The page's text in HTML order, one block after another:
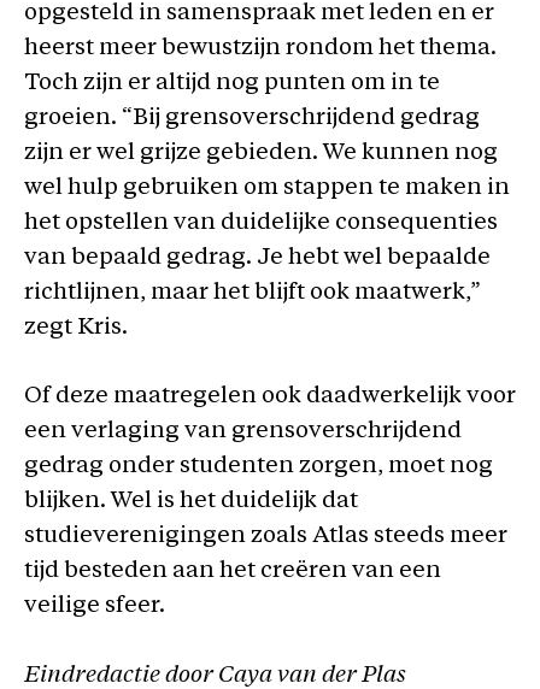
opgesteld in samenspraak met leden en er
heerst meer bewustzijn rondom het thema.
Toch zijn er altijd nog punten om in te
groeien. “Bij grensoverschrijdend gedrag
zijn er wel grijze gebieden. We kunnen nog
wel hulp gebruiken om stappen te maken in
het opstellen van duidelijke consequenties
van bepaald gedrag. Je hebt wel bepaalde
richtlijnen, maar het blijft ook maatwerk,”
zegt Kris.
Of deze maatregelen ook daadwerkelijk voor
een verlaging van grensoverschrijdend
gedrag onder studenten zorgen, moet nog
blijken. Wel is het duidelijk dat
studieverenigingen zoals Atlas steeds meer
tijd besteden aan het creëren van een
veilige sfeer.
Eindredactie door Caya van der Plas